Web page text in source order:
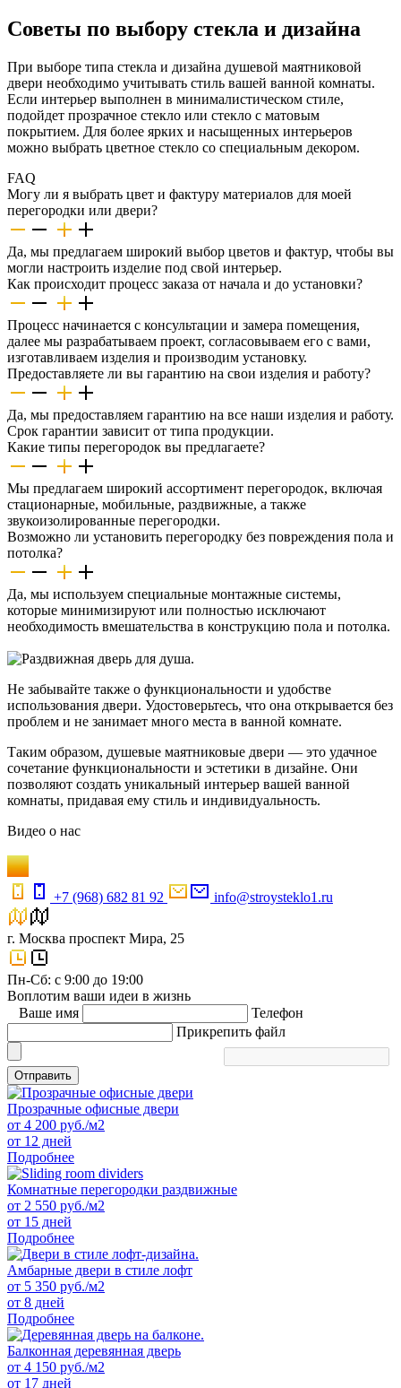
Советы по выбору стекла и дизайна
При выборе типа стекла и дизайна душевой маятниковой
двери необходимо учитывать стиль вашей ванной комнаты.
Если интерьер выполнен в минималистическом стиле,
подойдет прозрачное стекло или стекло с матовым
покрытием. Для более ярких и насыщенных интерьеров
можно выбрать цветное стекло со специальным декором.
FAQ
Могу ли я выбрать цвет и фактуру материалов для моей
перегородки или двери?
Да, мы предлагаем широкий выбор цветов и фактур, чтобы вы
могли настроить изделие под свой интерьер.
Как происходит процесс заказа от начала и до установки?
Процесс начинается с консультации и замера помещения,
далее мы разрабатываем проект, согласовываем его с вами,
изготавливаем изделия и производим установку.
Предоставляете ли вы гарантию на свои изделия и работу?
Да, мы предоставляем гарантию на все наши изделия и работу.
Срок гарантии зависит от типа продукции.
Какие типы перегородок вы предлагаете?
Мы предлагаем широкий ассортимент перегородок, включая
стационарные, мобильные, раздвижные, а также
звукоизолированные перегородки.
Возможно ли установить перегородку без повреждения пола и
потолка?
Да, мы используем специальные монтажные системы,
которые минимизируют или полностью исключают
необходимость вмешательства в конструкцию пола и потолка.
Не забывайте также о функциональности и удобстве
использования двери. Удостоверьтесь, что она открывается без
проблем и не занимает много места в ванной комнате.
Таким образом, душевые маятниковые двери — это удачное
сочетание функциональности и эстетики в дизайне. Они
позволяют создать уникальный интерьер вашей ванной
комнаты, придавая ему стиль и индивидуальность.
Видео о нас
+7 (968) 682 81 92 info@stroysteklo1.ru
г. Москва проспект Мира, 25
Пн-Сб: с 9:00 до 19:00
Воплотим ваши идеи в жизнь
Ваше имя
Телефон
Прикрепить файл
Отправить
Прозрачные офисные двери
от 4 200 руб./м2
от 12 дней
Подробнее
Комнатные перегородки раздвижные
от 2 550 руб./м2
от 15 дней
Подробнее
Амбарные двери в стиле лофт
от 5 350 руб./м2
от 8 дней
Подробнее
Балконная деревянная дверь
от 4 150 руб./м2
от 17 дней